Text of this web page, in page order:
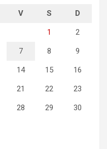
V S D
1 2
7 8 9
14 15 16
21 22 23
28 29 30